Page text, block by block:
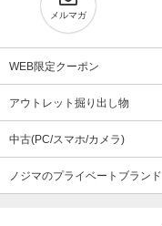
メルマガ
WEB限定クーポン
アウトレット掘り出し物
中古(PC/スマホ/カメラ)
ノジマのプライベートブランド